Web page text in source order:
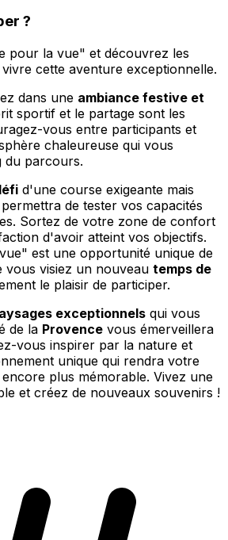
?
pour la vue" et découvrez les
cette aventure exceptionnelle.
dans une ambiance festive et
sportif et le partage sont les
vous entre participants et
chaleureuse qui vous
du parcours.
d'une course exigeante mais
de tester vos capacités
Sortez de votre zone de confort
d'avoir atteint vos objectifs.
est une opportunité unique de
vous visiez un nouveau temps de
le plaisir de participer.
exceptionnels qui vous
de la Provence vous émerveillera
vous inspirer par la nature et
unique qui rendra votre
plus mémorable. Vivez une
et créez de nouveaux souvenirs !